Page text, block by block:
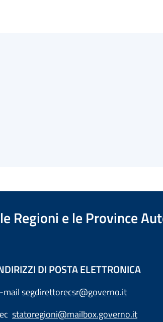
Regioni e le Province
DI POSTA ELETTRONICA
mailsegdirettorecsr@governo.it
statoregioni@mailbox.governo.it